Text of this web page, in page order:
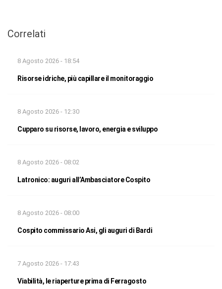
Correlati
8 Agosto 2026 - 18:54
Risorse idriche, più capillare il monitoraggio
8 Agosto 2026 - 12:30
Cupparo su risorse, lavoro, energia e sviluppo
8 Agosto 2026 - 08:02
Latronico: auguri all’Ambasciatore Cospito
8 Agosto 2026 - 08:00
Cospito commissario Asi, gli auguri di Bardi
7 Agosto 2026 - 17:43
Viabilità, le riaperture prima di Ferragosto